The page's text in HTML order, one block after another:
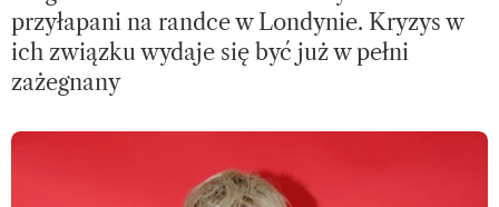
przyłapani na randce w Londynie. Kryzys w
ich związku wydaje się być już w pełni
zażegnany